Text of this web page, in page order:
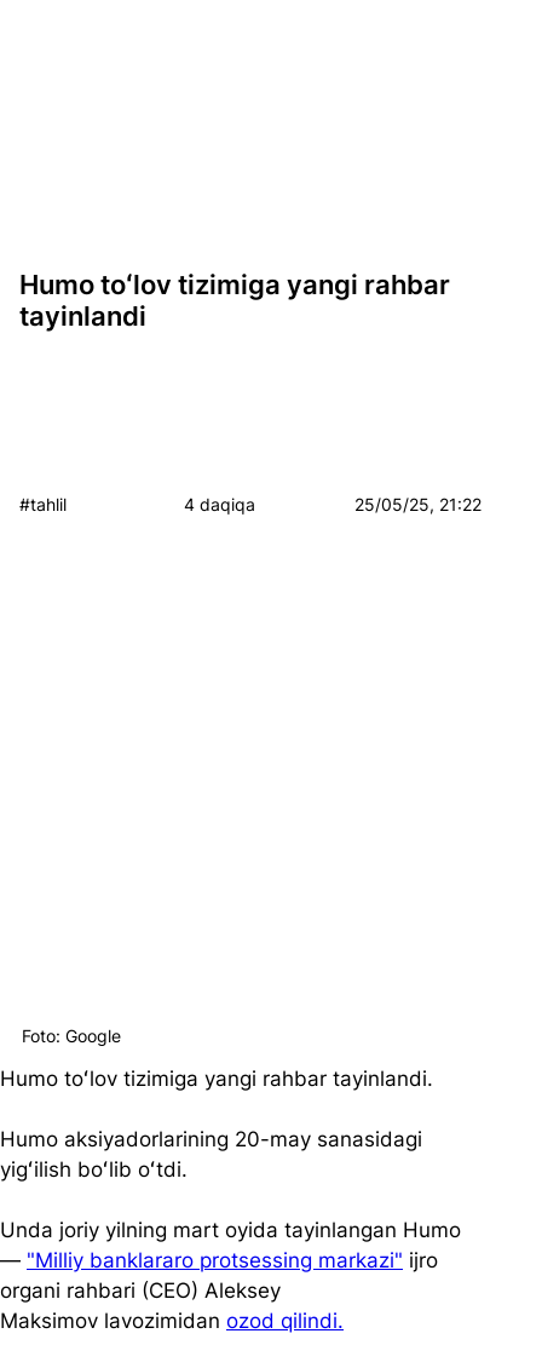
Humo toʻlov tizimiga yangi rahbar
tayinlandi
#tahlil 4 daqiqa 25/05/25, 21:22
Humo toʻlov tizimiga yangi rahbar tayinlandi.
Humo aksiyadorlarining 20-may sanasidagi
yigʻilish boʻlib oʻtdi.
Unda joriy yilning mart oyida tayinlangan Humo
— "Milliy banklararo protsessing markazi" ijro
organi rahbari (CEO) Aleksey
Maksimov lavozimidan ozod qilindi.
Foto: Google